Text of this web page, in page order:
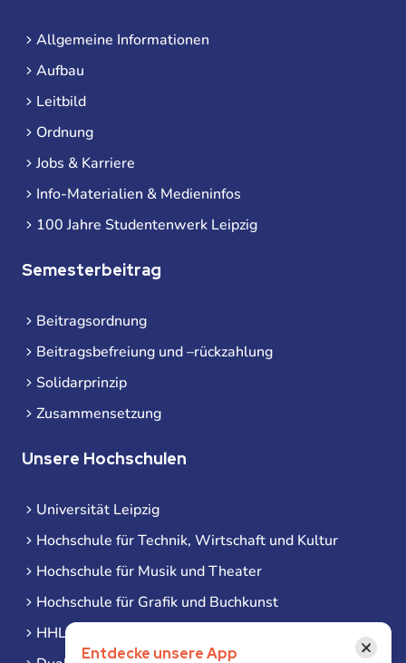
Allgemeine Informationen
Aufbau
Leitbild
Ordnung
Jobs & Karriere
Info-Materialien & Medieninfos
100 Jahre Studentenwerk Leipzig
Semesterbeitrag
Beitragsordnung
Beitragsbefreiung und –rückzahlung
Solidarprinzip
Zusammensetzung
Unsere Hochschulen
Universität Leipzig
Hochschule für Technik, Wirtschaft und Kultur
Hochschule für Musik und Theater
Hochschule für Grafik und Buchkunst
HHL Leipzig
Entdecke unsere App ×